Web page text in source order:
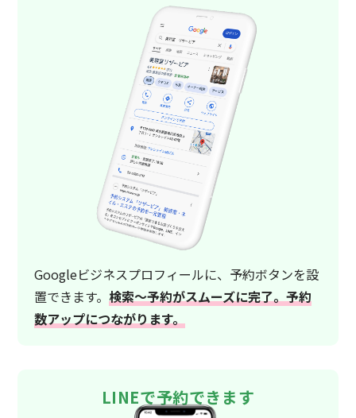
Googleビジネスプロフィールに、予約ボタンを設
置できます。 検索〜予約がスムーズに完了。予約
数アップにつながります。
LINEで予約できます